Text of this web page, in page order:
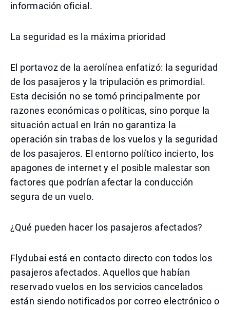
información oficial.
La seguridad es la máxima prioridad
El portavoz de la aerolínea enfatizó: la seguridad
de los pasajeros y la tripulación es primordial.
Esta decisión no se tomó principalmente por
razones económicas o políticas, sino porque la
situación actual en Irán no garantiza la
operación sin trabas de los vuelos y la seguridad
de los pasajeros. El entorno político incierto, los
apagones de internet y el posible malestar son
factores que podrían afectar la conducción
segura de un vuelo.
¿Qué pueden hacer los pasajeros afectados?
Flydubai está en contacto directo con todos los
pasajeros afectados. Aquellos que habían
reservado vuelos en los servicios cancelados
están siendo notificados por correo electrónico o